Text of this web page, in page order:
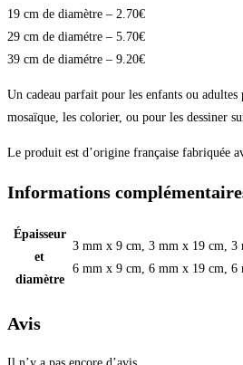
19 cm de diamètre – 2.70€
29 cm de diamétre – 5.70€
39 cm de diamétre – 9.20€
Un cadeau parfait pour les enfants ou
mosaïque, les colorier, ou pour les dessiner
Le produit est d’origine française fabriquée
Informations
Épaisseur
et
diamètre
3 mm x 9 cm, 3 mm x 19 cm, 3
6 mm x 9 cm, 6 mm x 19 cm,
Avis